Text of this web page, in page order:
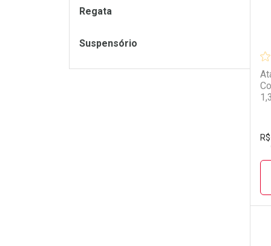
R$
Regata
Suspensório